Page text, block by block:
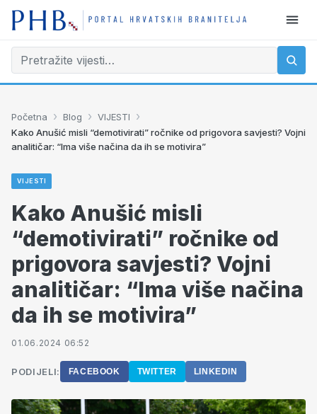
Početna › Blog › VIJESTI ›
Kako Anušić misli “demotivirati” ročnike od prigovora savjesti? Vojni
analitičar: “Ima više načina da ih se motivira”
VIJESTI
Kako Anušić misli
“demotivirati” ročnike od
prigovora savjesti? Vojni
analitičar: “Ima više načina
da ih se motivira”
01.06.2024 06:52
PODIJELI: FACEBOOK TWITTER LINKEDIN